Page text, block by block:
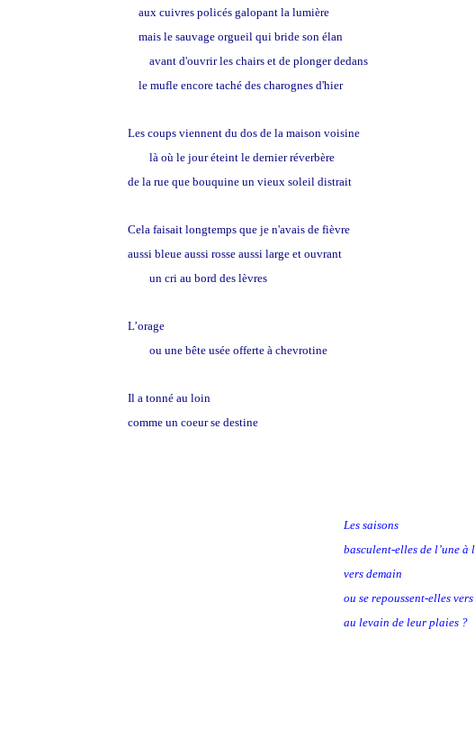
aux cuivres policés galopant la lumière
mais le sauvage orgueil qui bride son élan
avant d'ouvrir les chairs et de plonger dedans
le mufle encore taché des charognes d'hier
Les coups viennent du dos de la maison voisine
là où le jour éteint le dernier réverbère
de la rue que bouquine un vieux soleil distrait
Cela faisait longtemps que je n'avais de fièvre
aussi bleue aussi rosse aussi large et ouvrant
un cri au bord des lèvres
L’orage
ou une bête usée offerte à chevrotine
Il a tonné au loin
comme un coeur se destine
Les saisons
basculent-elles de l’une à
vers demain
ou se repoussent-elles
au levain de leur plaies ?